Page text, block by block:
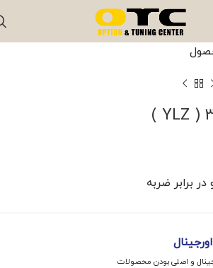
کلیک کنید
برابر ضربه
و اصلی بودن محصولات